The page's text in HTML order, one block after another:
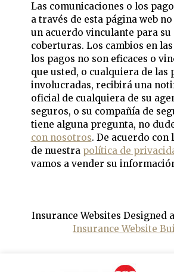
Las comunicaciones o los
a través de esta página web
un acuerdo vinculante para su
coberturas. Los cambios en
los pagos no son eficaces o
que usted, o cualquiera de las
involucradas, recibirá una
oficial de cualquiera de su
seguros, o su compañía de
tiene alguna pregunta, no
con nosotros. De acuerdo con
de nuestra política de
vamos a vender su
Insurance Websites Designed
Insurance Website